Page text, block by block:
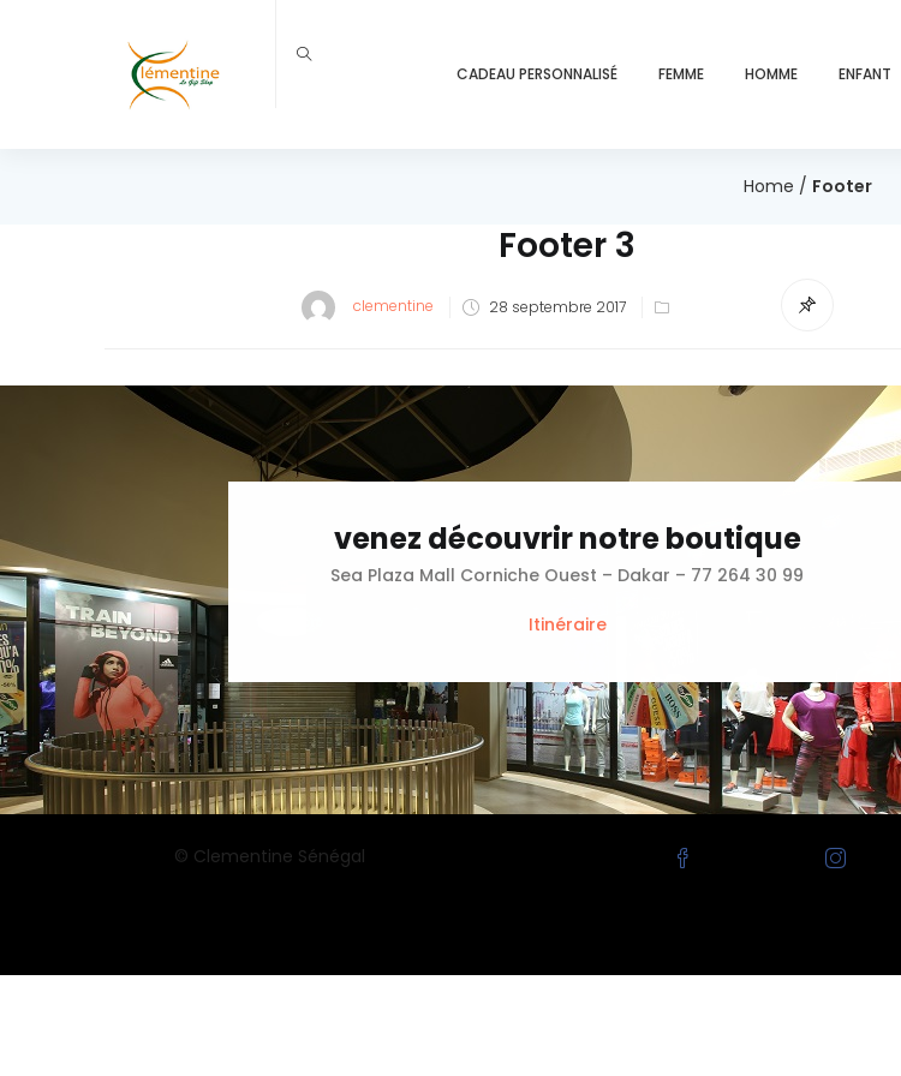
CADEAU PERSONNALISÉ FEMME HOMME ENFANT
Home / Footer
Footer 3
clementine
Posted
28 septembre 2017
venez découvrir notre boutique
Sea Plaza Mall Corniche Ouest – Dakar – 77 264 30 99
Itinéraire
© Clementine Sénégal